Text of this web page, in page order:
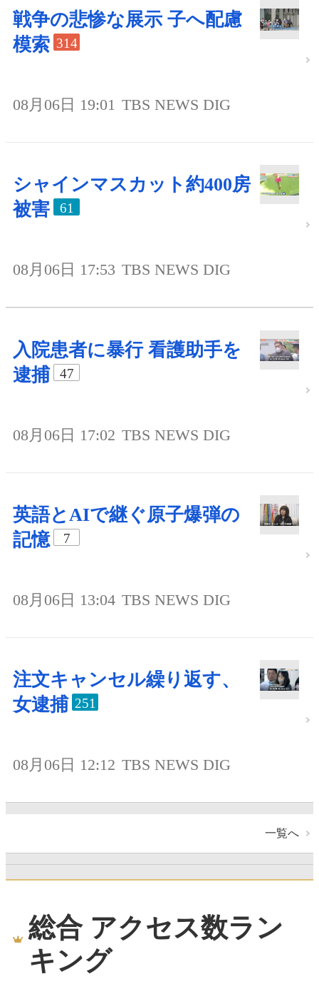
戦争の悲惨な展示 子へ配慮
模索 314
08月06日 19:01 TBS NEWS DIG
シャインマスカット約400房
被害
61
08月06日 17:53 TBS NEWS DIG
入院患者に暴行 看護助手を
逮捕
47
08月06日 17:02 TBS NEWS DIG
英語とAIで継ぐ原子爆弾の
記憶
7
08月06日 13:04 TBS NEWS DIG
注文キャンセル繰り返す、
女逮捕 251
08月06日 12:12 TBS NEWS DIG
一覧へ
総合 アクセス数ラン
キング